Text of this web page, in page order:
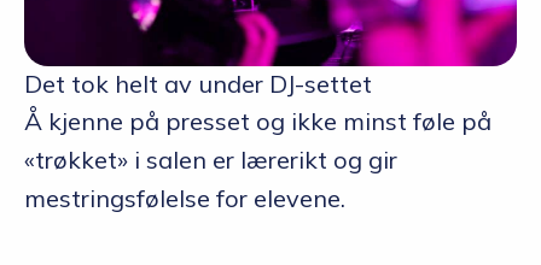
Det tok helt av under DJ-settet
Å kjenne på presset og ikke minst føle på
«trøkket» i salen er lærerikt og gir
mestringsfølelse for elevene.